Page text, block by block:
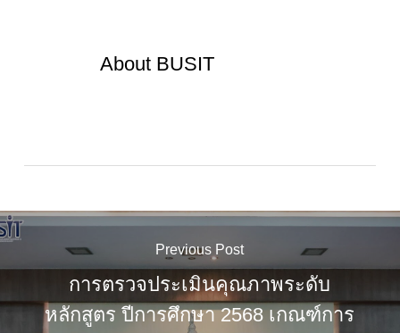
AboutBUSIT
Previous Post
การตรวจประเมินคุณภาพระดับ
หลักสูตร ปีการศึกษา 2568 เกณฑ์การ